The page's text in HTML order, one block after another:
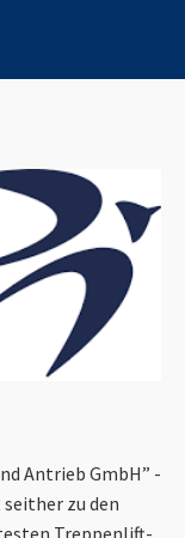
Antrieb GmbH” -
zu den
Treppenlift-